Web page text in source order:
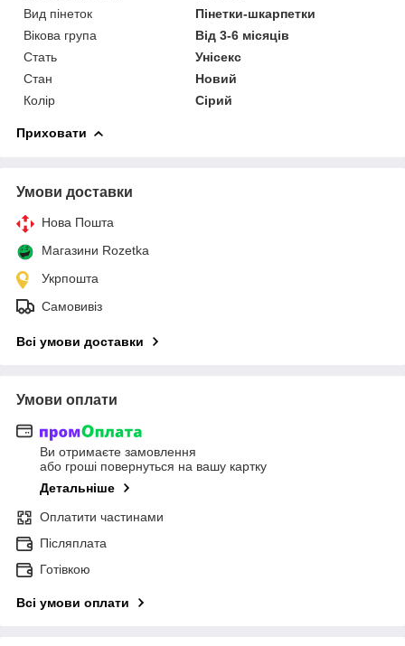
Вид пінеток
Пінетки-шкарпетки
Вікова група
Від 3-6 місяців
Стать
Унісекс
Стан
Новий
Колір
Сірий
Приховати
Умови доставки
Нова Пошта
Магазини Rozetka
Укрпошта
Самовивіз
Всі умови доставки
Умови оплати
Ви отримаєте замовлення
або гроші повернуться на вашу картку
Детальніше
Оплатити частинами
Післяплата
Готівкою
Всі умови оплати